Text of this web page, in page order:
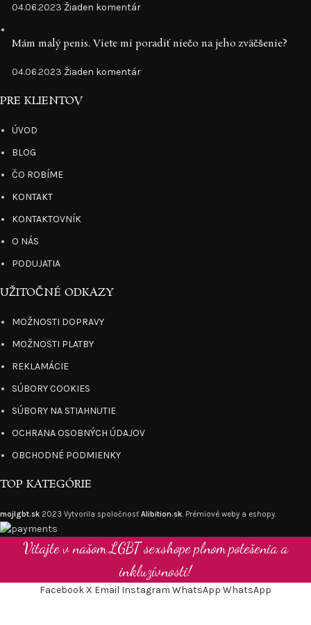
04.06.2023 Žiaden komentár
Mám malý penis. Viete mi poradiť niečo na jeho zväčšenie?
04.06.2023 Žiaden komentár
PRE KLIENTOV
ÚVOD
BLOG
ČO ROBÍME
KONTAKT
KONTAKTOVNÍK
O NÁS
PODUJATIA
UŽITOČNÉ ODKAZY
MOŽNOSTI DOPRAVY
MOŽNOSTI PLATBY
REKLAMÁCIE
SÚBORY COOKIES
SÚBORY NA STIAHNUTIE
OCHRANA OSOBNÝCH ÚDAJOV
OBCHODNÉ PODMIENKY
TOP KATEGÓRIE
mojlgbt.sk 2023 Vytvorila spoločnosť Alibition.sk. Prémiové weby a eshopy.
Vitajte v našom LGBT sexshope plnom potešenia a
inkluzívnosti!
Facebook X Email Instagram WhatsApp WhatsApp